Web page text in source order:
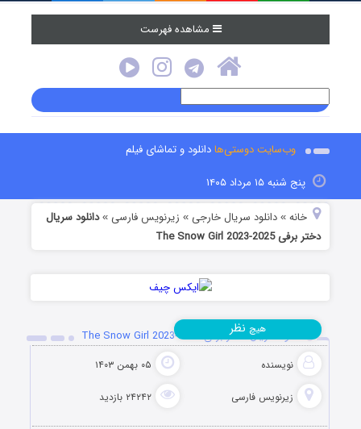
مشاهده فهرست
وب‌سایت دوستی‌هادانلود و تماشای فیلم
پنج شنبه ۱۵ مرداد ۱۴۰۵
خانه »دانلود سریال خارجی » زیرنویس فارسی »دانلود سریال
دختر برفی The Snow Girl 2023-2025
دانلود سریال دختر برفی The Snow Girl 2023-2025
نویسنده ۰۵ بهمن ۱۴۰۳
زیرنویس فارسی ۲۴۲۴۲ بازدید
هیچ نظر